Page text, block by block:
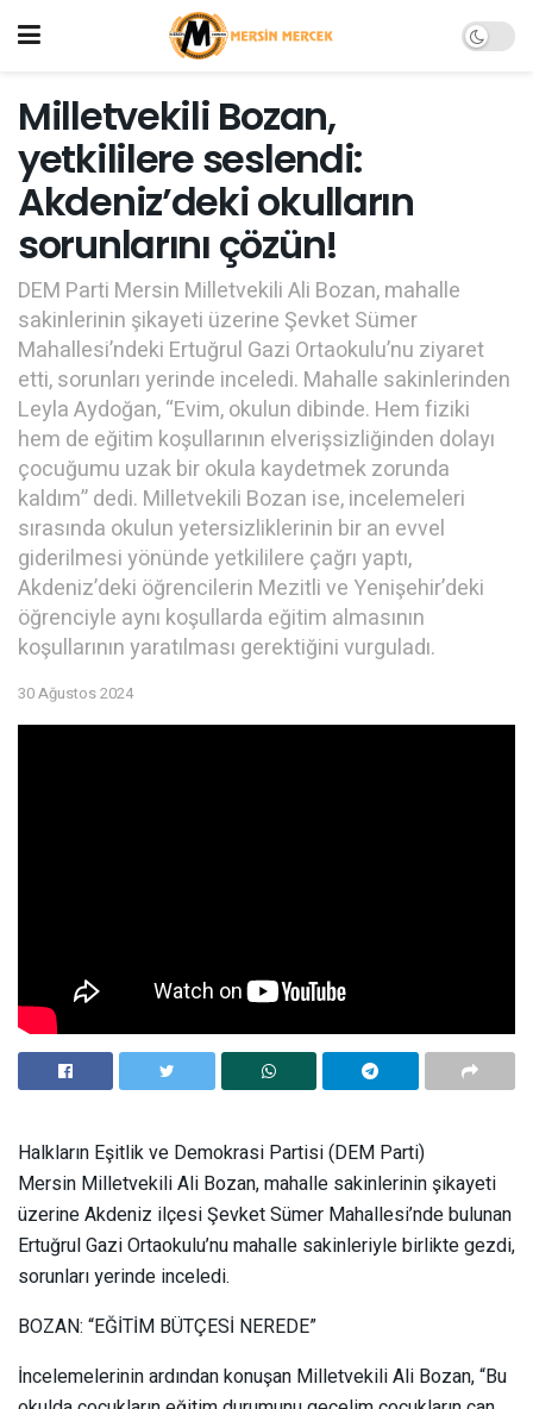
Milletvekili Bozan,
yetkililere seslendi:
Akdeniz’deki okulların
sorunlarını çözün!
DEM Parti Mersin Milletvekili Ali Bozan, mahalle
sakinlerinin şikayeti üzerine Şevket Sümer
Mahallesi’ndeki Ertuğrul Gazi Ortaokulu’nu ziyaret
etti, sorunları yerinde inceledi. Mahalle sakinlerinden
Leyla Aydoğan, “Evim, okulun dibinde. Hem fiziki
hem de eğitim koşullarının elverişsizliğinden dolayı
çocuğumu uzak bir okula kaydetmek zorunda
kaldım” dedi. Milletvekili Bozan ise, incelemeleri
sırasında okulun yetersizliklerinin bir an evvel
giderilmesi yönünde yetkililere çağrı yaptı,
Akdeniz’deki öğrencilerin Mezitli ve Yenişehir’deki
öğrenciyle aynı koşullarda eğitim almasının
koşullarının yaratılması gerektiğini vurguladı.
30 Ağustos 2024
Halkların Eşitlik ve Demokrasi Partisi (DEM Parti)
Mersin Milletvekili Ali Bozan, mahalle sakinlerinin şikayeti
üzerine Akdeniz ilçesi Şevket Sümer Mahallesi’nde bulunan
Ertuğrul Gazi Ortaokulu’nu mahalle sakinleriyle birlikte gezdi,
sorunları yerinde inceledi.
BOZAN: “EĞİTİM BÜTÇESİ NEREDE”
İncelemelerinin ardından konuşan Milletvekili Ali Bozan, “Bu